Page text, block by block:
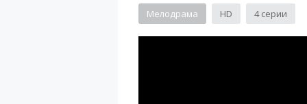
Мелодрама HD 4 серии